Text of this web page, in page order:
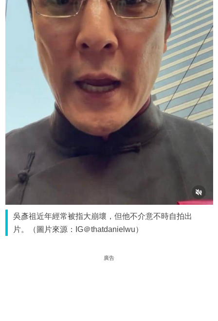
吳彥祖近年經常被指大崩壞，但他不介意不時自拍出
片。（圖片來源：IG＠thatdanielwu）
廣告